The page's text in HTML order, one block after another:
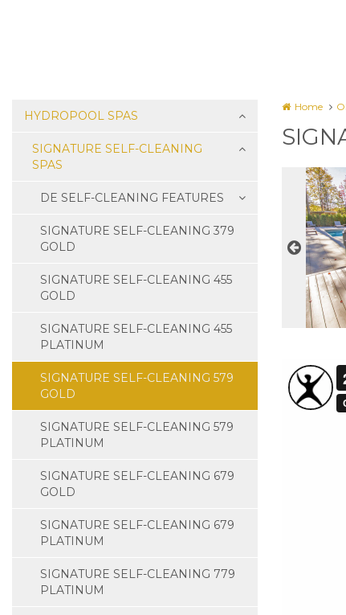
HYDROPOOL SPAS
SIGNATURE SELF-CLEANING
SPAS
DE SELF-CLEANING FEATURES
SIGNATURE SELF-CLEANING 379
GOLD
SIGNATURE SELF-CLEANING 455
GOLD
SIGNATURE SELF-CLEANING 455
PLATINUM
SIGNATURE SELF-CLEANING 579
GOLD
SIGNATURE SELF-CLEANING 579
PLATINUM
SIGNATURE SELF-CLEANING 679
GOLD
SIGNATURE SELF-CLEANING 679
PLATINUM
SIGNATURE SELF-CLEANING 779
PLATINUM
Home